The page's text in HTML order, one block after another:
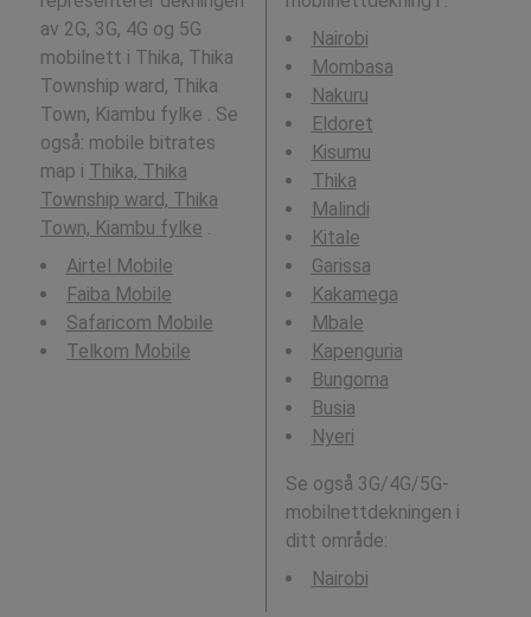
av 2G, 3G, 4G og 5G
mobilnett i Thika, Thika
Township ward, Thika
Town, Kiambu fylke . Se
også: mobile bitrates
map i Thika, Thika
Township ward, Thika
Town, Kiambu fylke .
Airtel Mobile
Faiba Mobile
Safaricom Mobile
Telkom Mobile
Nairobi
Mombasa
Nakuru
Eldoret
Kisumu
Thika
Malindi
Kitale
Garissa
Kakamega
Mbale
Kapenguria
Bungoma
Busia
Nyeri
Se også 3G/4G/5G-
mobilnettdekningen i
ditt område:
Nairobi